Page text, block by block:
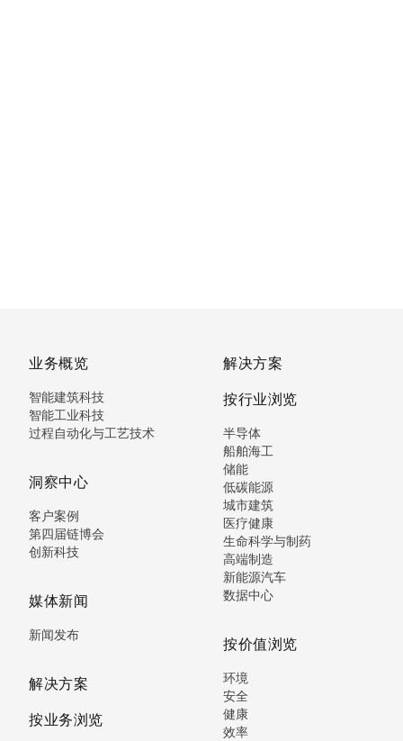
业务概览
智能建筑科技
智能工业科技
过程自动化与工艺技术
洞察中心
客户案例
第四届链博会
创新科技
媒体新闻
新闻发布
解决方案
按业务浏览
解决方案
按行业浏览
半导体
船舶海工
储能
低碳能源
城市建筑
医疗健康
生命科学与制药
高端制造
新能源汽车
数据中心
按价值浏览
环境
安全
健康
效率